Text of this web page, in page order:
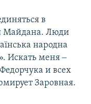
в
Майдана. Люди
народна
Искать меня ‒
и всех
Заровная.